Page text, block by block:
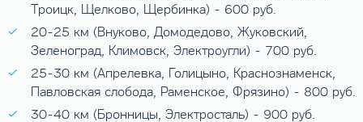
Троицк, Щелково, Щербинка) - 600 руб.
20-25 км (Внуково, Домодедово, Жуковский,
Зеленоград, Климовск, Электроугли) - 700 руб.
25-30 км (Апрелевка, Голицыно, Краснознаменск,
Павловская слобода, Раменское, Фрязино) - 800 руб.
30-40 км (Бронницы, Электросталь) - 900 руб.